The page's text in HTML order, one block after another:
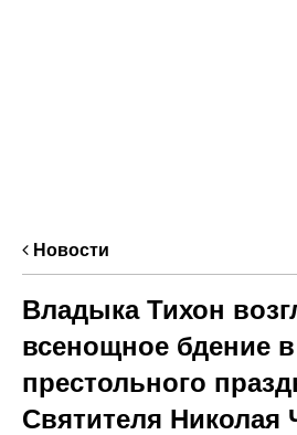
Новости
Владыка Тихон
всенощное бдение в
престольного
Святителя Николая